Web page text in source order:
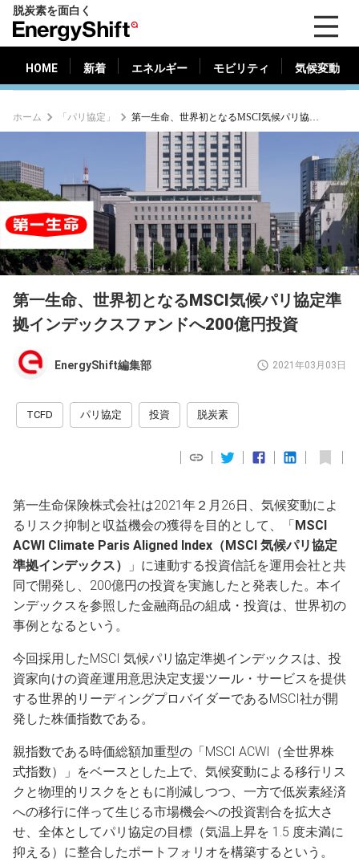
脱炭素を面白く
ナ
ジ
ー
フ
ト）
HOME 新着 エネルギー モビリティ 気候変動
新着 エネルギー 気候変動
ホーム 「パリ協定」 第一生命、世界初となるMSCI気候パリ協定準拠インデックスファンドへ200億円投資
第一生命、世界初となるMSCI気候パリ協定準
拠インデックスファンドへ200億円投資
EnergyShift編集部 2021年03月03日
TCFD パリ協定 投資 脱炭素
第一生命保険株式会社は2021年２月26日、気候変動によ
るリスク抑制と収益機会の獲得を目的として、「 MSCI
ACWI Climate Paris Aligned Index（MSCI 気候パリ協定
準拠インデックス）
」に連動する投資信託を運用会社と共
同で開発し、200億円の投資を実施したと発表した。本イ
ンデックスを参照した金融商品の組成・投資は、世界初の
事例となるという。
今回採用したMSCI 気候パリ協定準拠インデックスは、投
資家向けの資産運用意思決定支援ツール・サービスを提供
する世界的リーディングプロバイダーであるMSCI社が開
発した株価指数である。
親指数である時価総額加重型の「MSCI ACWI（全世界株
式指数）」をベースとした上で、気候変動による移行リス
クと物理的リスクをともに削減しつつ、一方で低炭素経済
への移行に伴って生じる市場機会への投資割合を拡大さ
せ、全体としてパリ協定の目標（気温上昇を 1.5 度未満に
抑える）に整合したポートフォリオを構築するという。